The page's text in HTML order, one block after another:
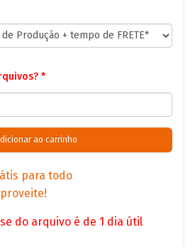
*
para todo
do arquivo é de 1 dia útil